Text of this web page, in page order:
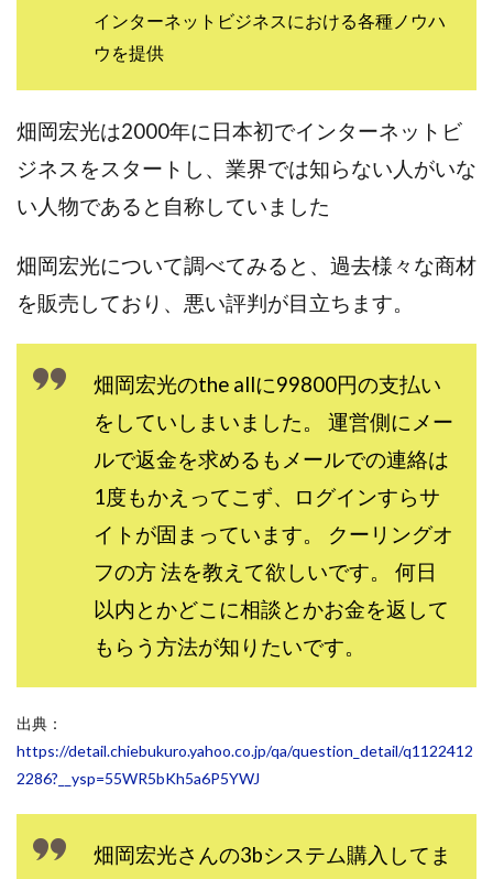
インターネットビジネスにおける各種ノウハ
ウを提供
畑岡宏光は2000年に日本初でインターネットビ
ジネスをスタートし、業界では知らない人がいな
い人物であると自称していました
畑岡宏光について調べてみると、過去様々な商材
を販売しており、悪い評判が目立ちます。
畑岡宏光のthe allに99800円の支払い
をしていしまいました。 運営側にメー
ルで返金を求めるもメールでの連絡は
1度もかえってこず、ログインすらサ
イトが固まっています。 クーリングオ
フの方 法を教えて欲しいです。 何日
以内とかどこに相談とかお金を返して
もらう方法が知りたいです。
出典：
https://detail.chiebukuro.yahoo.co.jp/qa/question_detail/q1122412
2286?__ysp=55WR5bKh5a6P5YWJ
畑岡宏光さんの3bシステム購入してま
スマリッチ(smarich)
センサーズ
センター(center)
センタービレッジ合同会社
ちょこスマ
ちょこっと
ちょこプラ(choco+)
ちょな(蝶名林達也)
どこでもビジネス
トライアル
トラスト株式会社
ドリームクラフターズ
スマホを使って稼ぐ方法
スマホひとつでらくらく副業
トレンド
スマートジョブnet
サクッとお仕事サービス
サクッと毎日5万円
サポーターズファミリー(supporter's family)
スーパースマイル(SUPER SMILE)
スキマ時間で稼ぐ Job Lob
スキマ時間の有効活用
スクエア株式会社
スター・プラチナ
スマート副業
スマホのビジネス
スマート資産形成(LDF)
スマキャン(SMACAN)
スマナビ.com
スマホ1台でどこでも副収入
スマホアベンジャー
トレーダーKaibe
ナイトグループ 岡崎